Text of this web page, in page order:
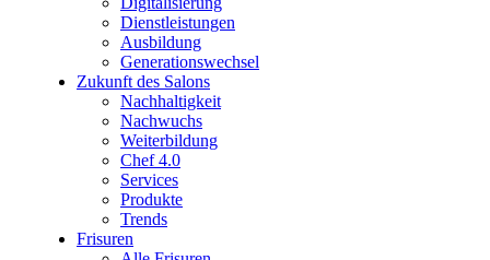
Dienstleistungen
Ausbildung
Generationswechsel
Zukunft des Salons
Nachhaltigkeit
Nachwuchs
Weiterbildung
Chef 4.0
Services
Produkte
Trends
Frisuren